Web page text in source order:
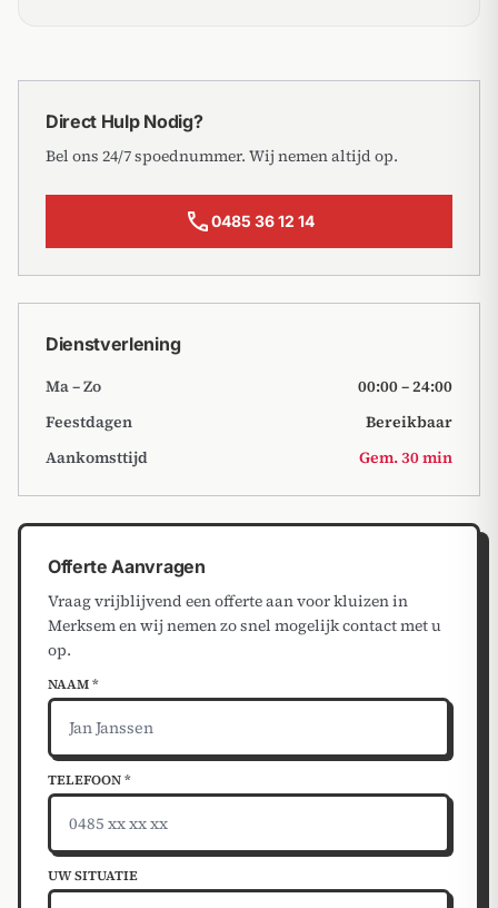
Direct Hulp Nodig?
Bel ons 24/7 spoednummer. Wij nemen altijd op.
call0485 36 12 14
Dienstverlening
Ma – Zo
00:00 – 24:00
Feestdagen
Bereikbaar
Aankomsttijd
Gem. 30 min
Offerte Aanvragen
Vraag vrijblijvend een offerte aan voor kluizen in
Merksem en wij nemen zo snel mogelijk contact met u
op.
NAAM *
TELEFOON *
UW SITUATIE